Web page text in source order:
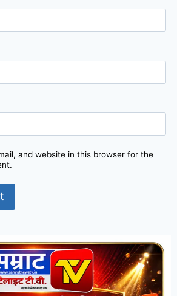
and website in this browser for the